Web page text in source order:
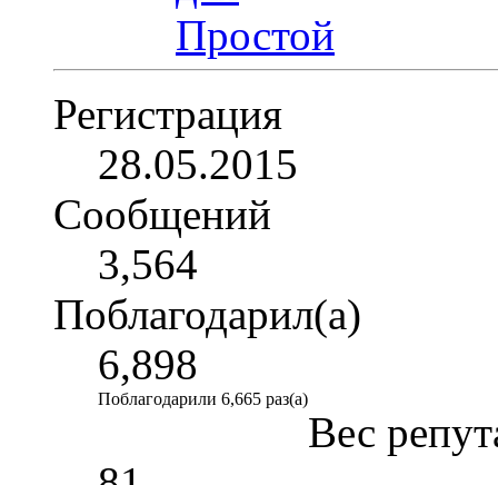
Регистрация
28.05.2015
Сообщений
3,564
Поблагодарил(а)
6,898
Поблагодарили 6,665 раз(а)
Вес